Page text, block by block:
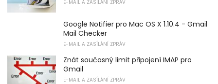
E-MAIL A ZASÍLÁNÍ ZPRÁV
Google Notifier pro Mac OS X 1.10.4 - Gmail
Mail Checker
E-MAIL A ZASÍLÁNÍ ZPRÁV
Znát současný limit připojení IMAP pro
Gmail
E-MAIL A ZASÍLÁNÍ ZPRÁV